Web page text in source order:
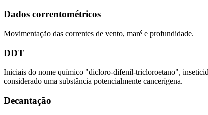
Dados correntométricos
Movimentação das correntes de vento, maré e profundidade.
DDT
Iniciais do nome químico "dicloro-difenil-tricloroetano",
considerado uma substância potencialmente cancerígena.
Decantação